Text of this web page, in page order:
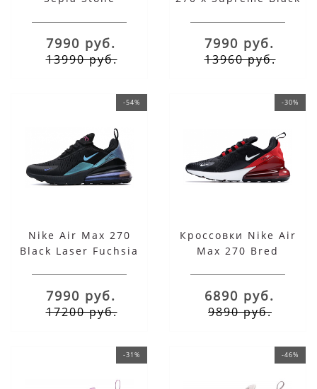
7990 руб.
13990 руб.
7990 руб.
13960 руб.
-54%
Nike Air Max 270
Black Laser Fuchsia
7990 руб.
17200 руб.
-30%
Кроссовки Nike Air
Max 270 Bred
6890 руб.
9890 руб.
-31% -46%